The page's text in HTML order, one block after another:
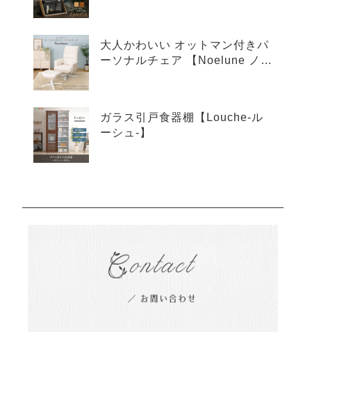
大人かわいい オットマン付きパ
ーソナルチェア 【Noelune ノエ
ガラス引戸食器棚【Louche-ル
ーシュ-】